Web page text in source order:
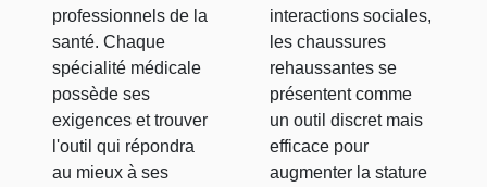
professionnels de la
santé. Chaque
spécialité médicale
possède ses
exigences et trouver
l'outil qui répondra
au mieux à ses
interactions sociales,
les chaussures
rehaussantes se
présentent comme
un outil discret mais
efficace pour
augmenter la stature